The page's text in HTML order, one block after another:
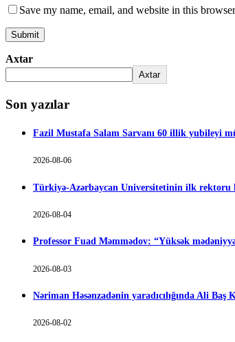
Save my name, email, and website in this
Axtar
Axtar
Son yazılar
Fazil Mustafa Salam Sarvanı 60 illik yubileyi
2026-08-06
Türkiyə-Azərbaycan Universitetinin ilk rektoru
2026-08-04
Professor Fuad Məmmədov: “Yüksək
2026-08-03
Nəriman Həsənzadənin yaradıcılığında Ali
2026-08-02